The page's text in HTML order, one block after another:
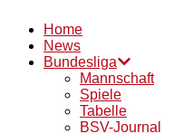
Home
News
Bundesliga
Mannschaft
Spiele
Tabelle
BSV-Journal